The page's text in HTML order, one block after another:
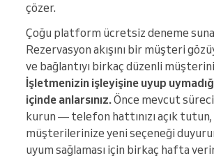
çözer.
Çoğu platform ücretsiz deneme
Rezervasyon akışını bir müşteri
ve bağlantıyı birkaç düzenli
İşletmenizin işleyişine uyup
içinde anlarsınız.Önce mevcut
kurun — telefon hattınızı açık tutun,
müşterilerinize yeni seçeneği
uyum sağlaması için birkaç hafta